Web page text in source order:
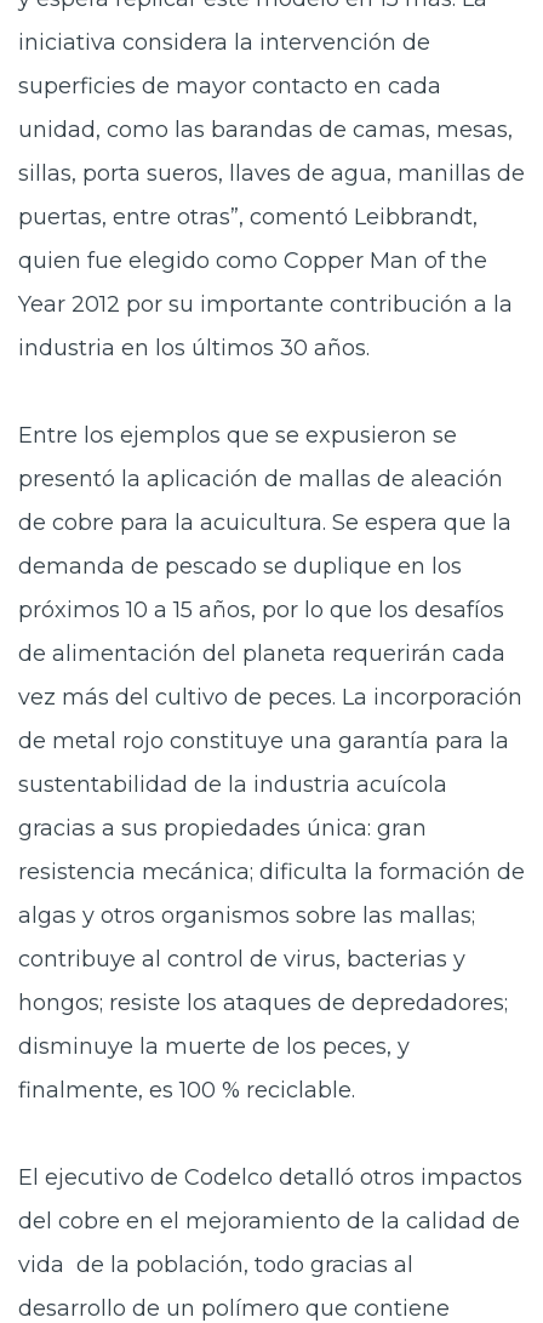
iniciativa considera la intervención de
superficies de mayor contacto en cada
unidad, como las barandas de camas, mesas,
sillas, porta sueros, llaves de agua, manillas de
puertas, entre otras”, comentó Leibbrandt,
quien fue elegido como Copper Man of the
Year 2012 por su importante contribución a la
industria en los últimos 30 años.
Entre los ejemplos que se expusieron se
presentó la aplicación de mallas de aleación
de cobre para la acuicultura. Se espera que la
demanda de pescado se duplique en los
próximos 10 a 15 años, por lo que los desafíos
de alimentación del planeta requerirán cada
vez más del cultivo de peces. La incorporación
de metal rojo constituye una garantía para la
sustentabilidad de la industria acuícola
gracias a sus propiedades única: gran
resistencia mecánica; dificulta la formación de
algas y otros organismos sobre las mallas;
contribuye al control de virus, bacterias y
hongos; resiste los ataques de depredadores;
disminuye la muerte de los peces, y
finalmente, es 100 % reciclable.
El ejecutivo de Codelco detalló otros impactos
del cobre en el mejoramiento de la calidad de
vida de la población, todo gracias al
desarrollo de un polímero que contiene